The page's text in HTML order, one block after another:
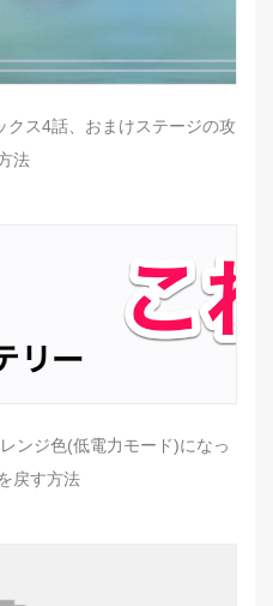
クス4話、おまけステージの攻
法
ンジ色(低電力モード)になっ
戻す方法